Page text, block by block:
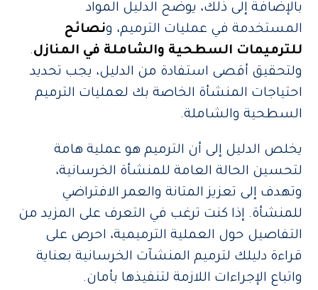
بالإضافة إلى ذلك، يوضح الدليل المواد
المستخدمة في عمليات الترميم، ونصائح
للترميمات السطحية والشاملة في المنازل.
ولتحقيق أقصى استفادة من الدليل، يجب تحديد
احتياجات المنشأة الخاصة بك لعمليات الترميم
السطحية والشاملة.
يخلص الدليل إلى أن الترميم هو عملية هامة
لتحسين الحالة العامة للمنشأة الخرسانية،
وتهدف إلى تعزيز المتانة والعمر الافتراضي
للمنشأة. إذا كنت ترغب في التعرف على المزيد من
التفاصيل حول العملية الترميمية، احرص على
قراءة دليلك لترميم المنشآت الخرسانية بعناية
واتباع الإجراءات اللازمة لتنفيذها بأمان.